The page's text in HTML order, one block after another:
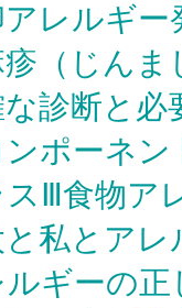
レルギー
（じんま
診断と必
ポーネン
Ⅲ食物ア
私とアレ
ギーの正